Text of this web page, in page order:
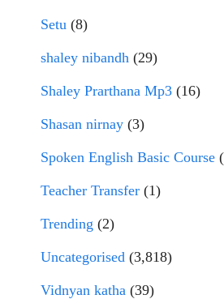
Setu (8)
shaley nibandh (29)
Shaley Prarthana Mp3 (16)
Shasan nirnay (3)
Spoken English Basic Course
Teacher Transfer (1)
Trending (2)
Uncategorised (3,818)
Vidnyan katha (39)